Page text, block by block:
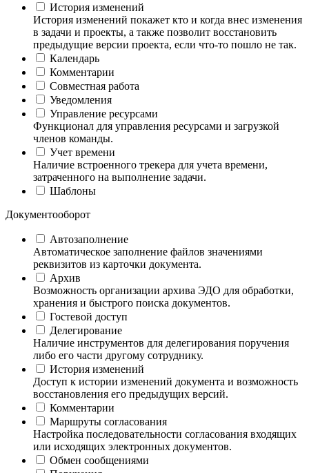
История изменений
История изменений покажет кто и когда внес изменения
в задачи и проекты, а также позволит восстановить
предыдущие версии проекта, если что-то пошло не так.
Календарь
Комментарии
Совместная работа
Уведомления
Управление ресурсами
Функционал для управления ресурсами и загрузкой
членов команды.
Учет времени
Наличие встроенного трекера для учета времени,
затраченного на выполнение задачи.
Шаблоны
Документооборот
Автозаполнение
Автоматическое заполнение файлов значениями
реквизитов из карточки документа.
Архив
Возможность организации архива ЭДО для обработки,
хранения и быстрого поиска документов.
Гостевой доступ
Делегирование
Наличие инструментов для делегирования поручения
либо его части другому сотруднику.
История изменений
Доступ к истории изменений документа и возможность
восстановления его предыдущих версий.
Комментарии
Маршруты согласования
Настройка последовательности согласования входящих
или исходящих электронных документов.
Обмен сообщениями